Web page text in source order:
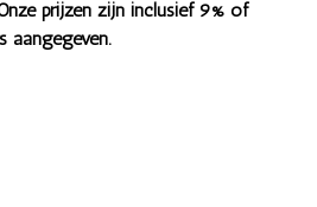
prijzen zijn inclusief 9% of
aangegeven.